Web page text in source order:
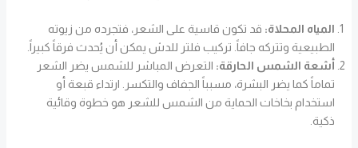
المياه المحلاة: قد تكون قاسية على الشعر، فتجرده من زيوته
الطبيعية وتتركه جافاً. تركيب فلتر للدش يمكن أن يُحدث فرقاً كبيراً.
أشعة الشمس الحارقة: التعرض المباشر للشمس يضر الشعر
تماماً كما يضر البشرة، مسبباً الجفاف والتكسر. ارتداء قبعة أو
استخدام بخاخات الحماية من الشمس للشعر هو خطوة وقائية
ذكية.